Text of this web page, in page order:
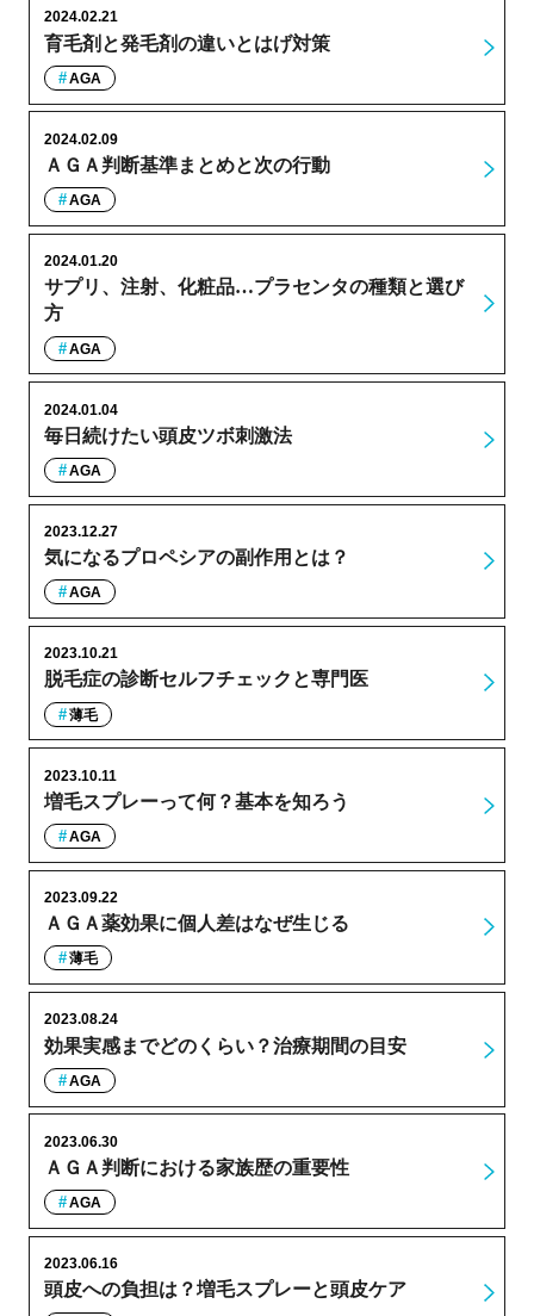
育毛剤と発毛剤の違いとはげ対策
2024.02.21
AGA
ＡＧＡ判断基準まとめと次の行動
2024.02.09
AGA
サプリ、注射、化粧品…プラセンタの種類と選び
方
2024.01.20
AGA
毎日続けたい頭皮ツボ刺激法
2024.01.04
AGA
気になるプロペシアの副作用とは？
2023.12.27
AGA
脱毛症の診断セルフチェックと専門医
2023.10.21
薄毛
増毛スプレーって何？基本を知ろう
2023.10.11
AGA
ＡＧＡ薬効果に個人差はなぜ生じる
2023.09.22
薄毛
効果実感までどのくらい？治療期間の目安
2023.08.24
AGA
ＡＧＡ判断における家族歴の重要性
2023.06.30
AGA
頭皮への負担は？増毛スプレーと頭皮ケア
2023.06.16